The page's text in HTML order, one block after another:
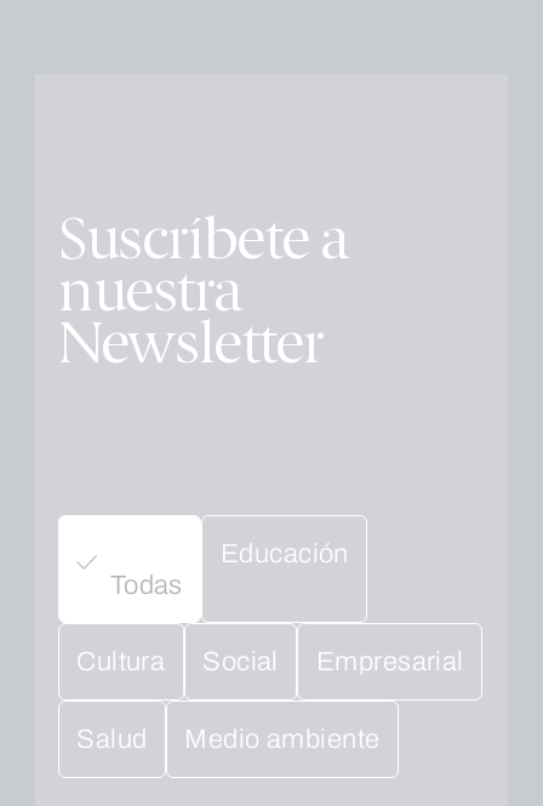
Suscríbete a
nuestra
Newsletter
Todas
Educación
Cultura Social Empresarial
Salud Medio ambiente